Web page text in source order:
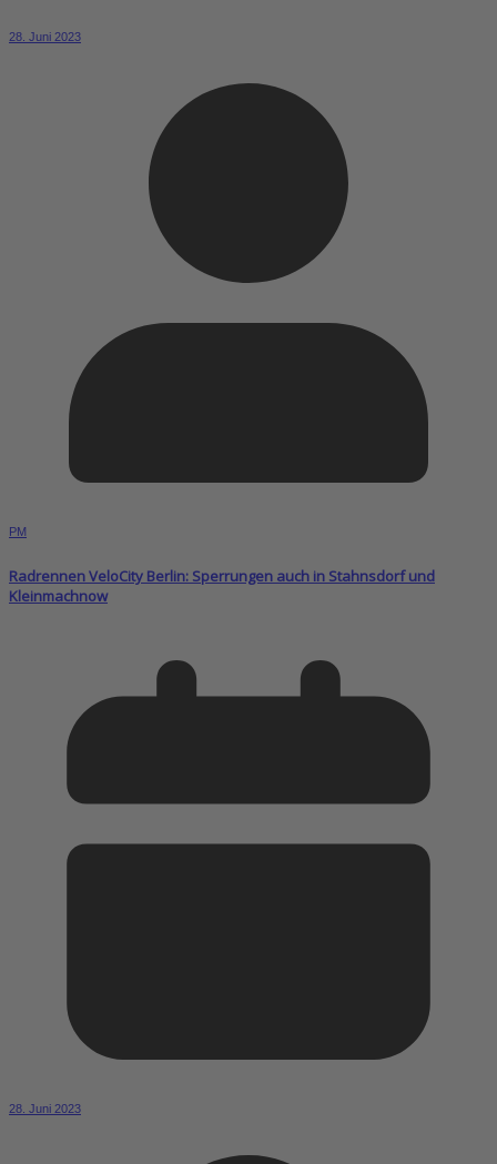
28. Juni 2023
PM
Radrennen VeloCity Berlin: Sperrungen auch in Stahnsdorf und
Kleinmachnow
28. Juni 2023